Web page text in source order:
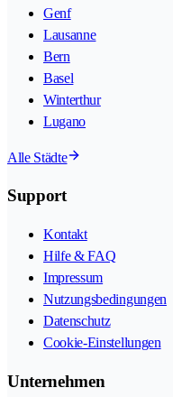
Genf
Lausanne
Bern
Basel
Winterthur
Lugano
Alle Städte
Support
Kontakt
Hilfe & FAQ
Impressum
Nutzungsbedingungen
Datenschutz
Cookie-Einstellungen
Unternehmen